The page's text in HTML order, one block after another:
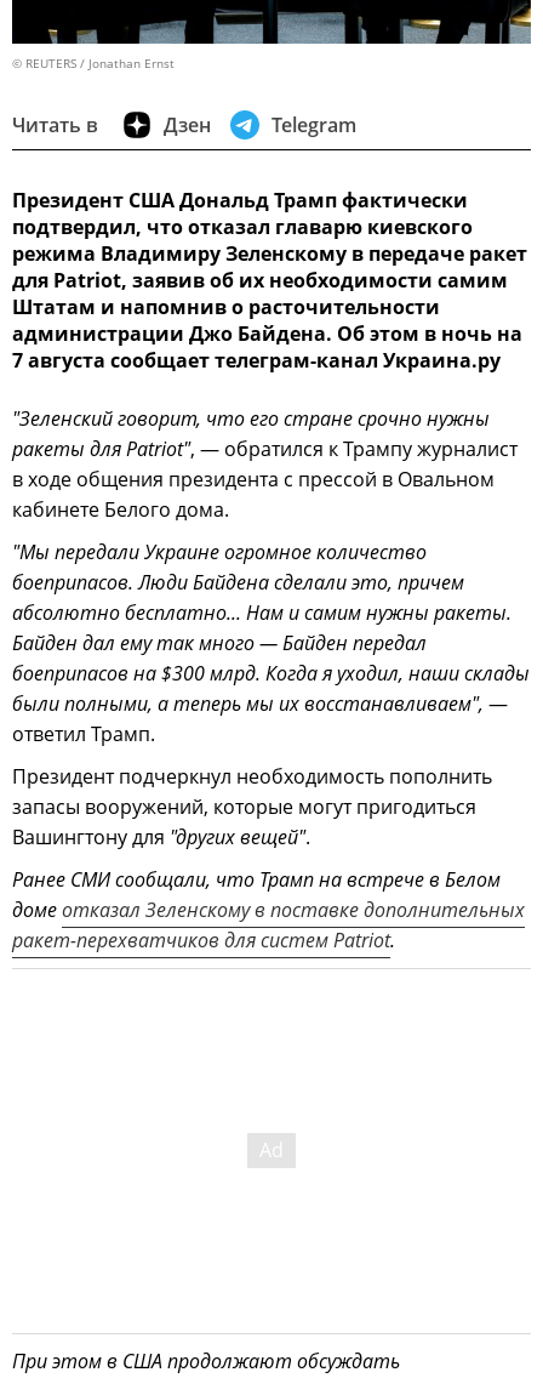
© REUTERS / Jonathan Ernst
Читать в Дзен Telegram
Президент США Дональд Трамп фактически
подтвердил, что отказал главарю киевского
режима Владимиру Зеленскому в передаче ракет
для Patriot, заявив об их необходимости самим
Штатам и напомнив о расточительности
администрации Джо Байдена. Об этом в ночь на
7 августа сообщает телеграм-канал Украина.ру
"Зеленский говорит, что его стране срочно нужны
ракеты для Patriot", — обратился к Трампу журналист
в ходе общения президента с прессой в Овальном
кабинете Белого дома.
"Мы передали Украине огромное количество
боеприпасов. Люди Байдена сделали это, причем
абсолютно бесплатно... Нам и самим нужны ракеты.
Байден дал ему так много — Байден передал
боеприпасов на $300 млрд. Когда я уходил, наши склады
были полными, а теперь мы их восстанавливаем", —
ответил Трамп.
Президент подчеркнул необходимость пополнить
запасы вооружений, которые могут пригодиться
Вашингтону для "других вещей".
Ранее СМИ сообщали, что Трамп на встрече в Белом
домеотказал Зеленскому в поставке дополнительных
ракет-перехватчиков для систем Patriot.
При этом в США продолжают обсуждать